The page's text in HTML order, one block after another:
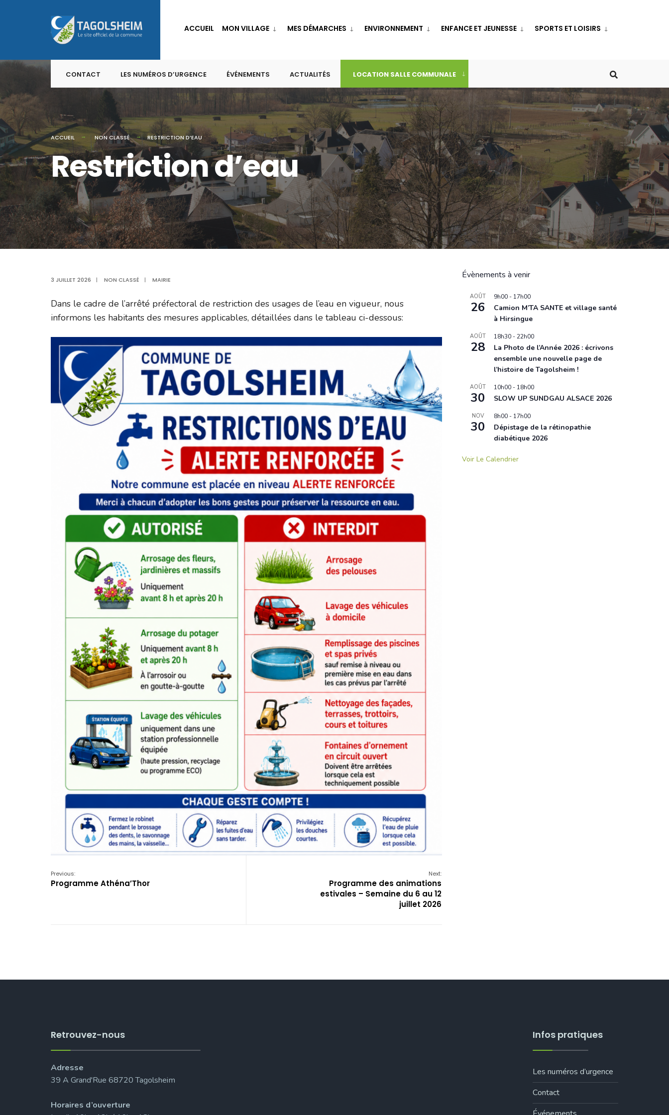
to
content
ACCUEIL MON VILLAGE MES DÉMARCHES ENVIRONNEMENT ENFANCE ET JEUNESSE SPORTS ET LOISIRS
CONTACT LES NUMÉROS D’URGENCE ÉVÉNEMENTS ACTUALITÉS LOCATION SALLE COMMUNALE
ACCUEIL NON CLASSÉ RESTRICTION D’EAU
Restriction d’eau
3 JUILLET 2026 | NON CLASSÉ | MAIRIE
Dans le cadre de l’arrêté préfectoral de restriction des usages de l’eau en vigueur, nous
informons les habitants des mesures applicables, détaillées dans le tableau ci-dessous:
Previous:
Programme Athéna’Thor
Next:
Programme des animations
estivales – Semaine du 6 au 12
juillet 2026
Évènements à venir
AOÛT
26
9h00 - 17h00
Camion M’TA SANTE et village santé
à Hirsingue
AOÛT
28
18h30 -22h00
La Photo de l’Année 2026 : écrivons
ensemble une nouvelle page de
l’histoire de Tagolsheim !
AOÛT
30
10h00 - 18h00
SLOW UP SUNDGAU ALSACE 2026
NOV
30
8h00 - 17h00
Dépistage de la rétinopathie
diabétique 2026
Voir Le Calendrier
Retrouvez-nous
Adresse
39 A Grand'Rue 68720 Tagolsheim
Horaires d’ouverture
Infos pratiques
Les numéros d’urgence
Contact